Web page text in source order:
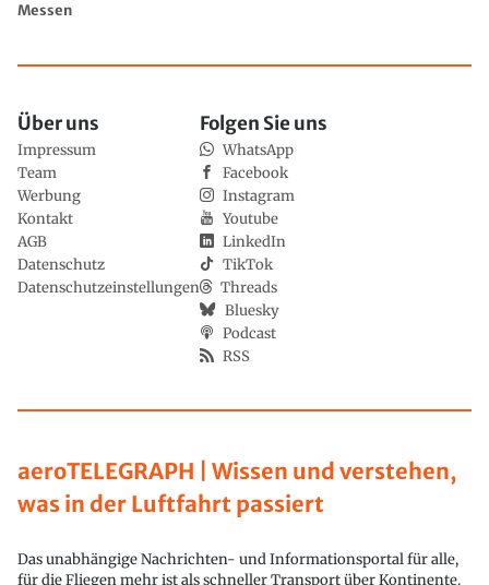
Messen
aeroTELEGRAPH | Wissen und verstehen,
was in der Luftfahrt passiert
Das unabhängige Nachrichten- und Informationsportal für alle,
für die Fliegen mehr ist als schneller Transport über Kontinente.
Über uns
Impressum
Team
Werbung
Kontakt
AGB
Datenschutz
Datenschutzeinstellungen
Folgen Sie uns
WhatsApp
Facebook
Instagram
Youtube
LinkedIn
TikTok
Threads
Bluesky
Podcast
RSS